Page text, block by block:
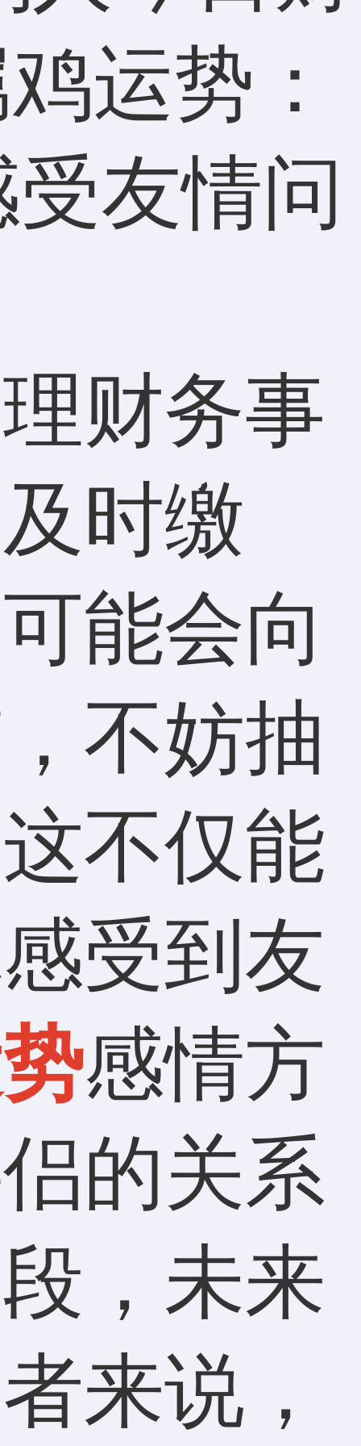
财务事
时缴
能会向
不妨抽
不仅能
受到友
感情方
的关系
，未来
来说，